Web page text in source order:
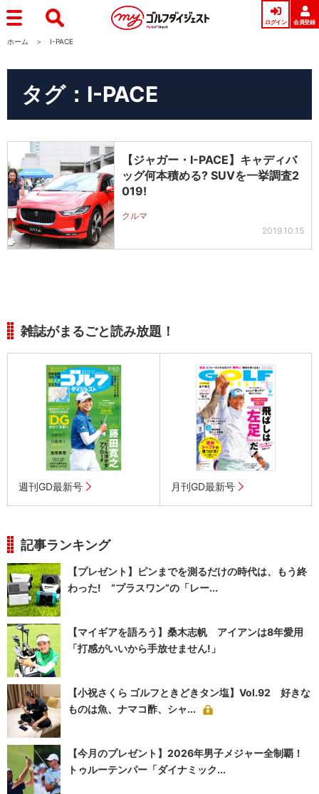
ログイン 会員登録
ホーム I-PACE
タグ：I-PACE
【ジャガー・I-PACE】キャディバ
ッグ何本積める? SUVを一挙調査2
019!
クルマ
2019.10.15
雑誌がまるごと読み放題！
週刊GD最新号 月刊GD最新号
記事ランキング
【プレゼント】ピンまでを測るだけの時代は、もう終
わった! “プラスワン”の「レー...
【マイギアを語ろう】桑木志帆 アイアンは8年愛用
「打感がいいから手放せません!」
【小祝さくら ゴルフときどきタン塩】Vol.92 好きな
ものは魚、ナマコ酢、シャ...
【今月のプレゼント】2026年男子メジャー全制覇！
トゥルーテンパー「ダイナミック...